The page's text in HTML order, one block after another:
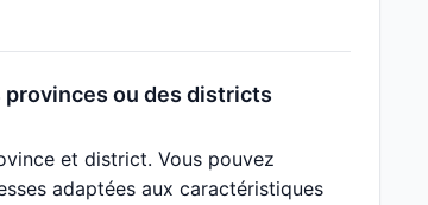
ou des districts
et district. Vous pouvez
adaptées aux caractéristiques